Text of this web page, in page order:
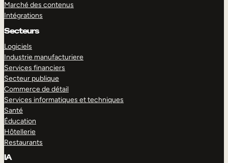
Marché des contenus
Intégrations
Secteurs
Logiciels
Industrie manufacturiere
Services financiers
Secteur publique
Commerce de détail
Services informatiques et techniques
Santé
Éducation
Hôtellerie
Restaurants
IA